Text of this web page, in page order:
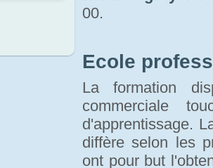
00.
Ecole
La formation
commerciale
d'apprentissage.
diffère selon les
ont pour but